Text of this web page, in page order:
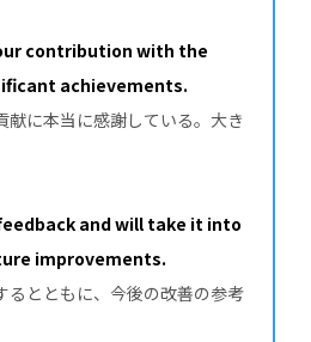
contribution with the
achievements.
献に本当に感謝している。大き
and will take it into
improvements.
るとともに、今後の改善の参考